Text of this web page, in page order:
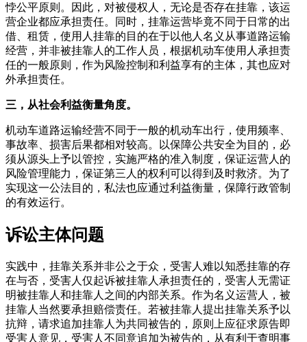
悖公平原则。因此，对被侵权人，无论是否存在挂靠，该运
营企业都应承担责任。同时，挂靠运营毕竟不同于日常的出
借、租赁，使用人挂靠的目的在于以他人名义从事道路运输
经营，并非被挂靠人的工作人员，根据机动车使用人承担责
任的一般原则，作为风险控制和利益享有的主体，其也应对
外承担责任。
三，从社会利益衡量角度。
机动车道路运输经营不同于一般的机动车出行，使用频率、
事故率、损害后果都相对较高。以保障公共安全为目的，必
须从源头上予以管控，实施严格的准入制度，保证运营人的
风险管理能力，保证第三人的权利可以得到及时救济。为了
实现这一公法目的，私法也应通过利益衡量，保障行政管制
的有效运行。
诉讼主体问题
实践中，挂靠关系并非公之于众，受害人难以知悉挂靠的存
在与否，受害人仅起诉被挂靠人承担责任的，受害人无需证
明被挂靠人和挂靠人之间的内部关系。作为名义运营人，被
挂靠人当然要承担赔偿责任。若被挂靠人提出挂靠关系予以
抗辩，请求追加挂靠人为共同被告的，原则上应征求原告即
受害人意见，受害人不同意追加为被告的，从有利于查明事